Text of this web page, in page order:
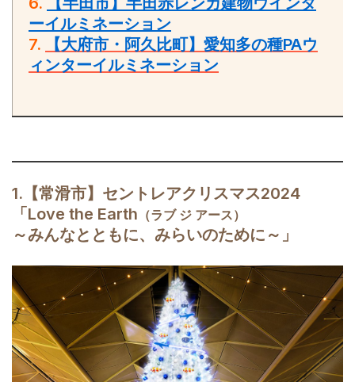
ーイルミネーション
7.
【大府市・阿久比町】愛知多の種PAウ
ィンターイルミネーション
1.【常滑市】セントレアクリスマス2024
「Love the Earth （ラブ ジ アース）
～みんなとともに、みらいのために ～」